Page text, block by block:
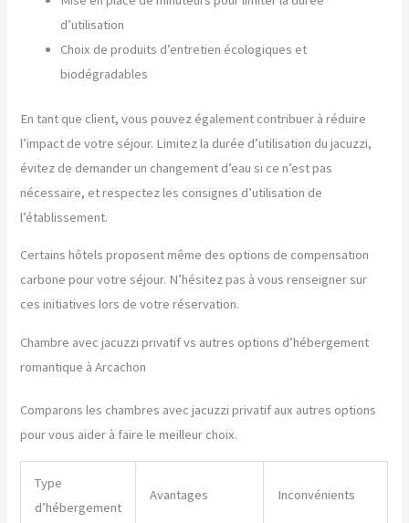
d’utilisation
Choix de produits d’entretien écologiques et
biodégradables
En tant que client, vous pouvez également contribuer à réduire
l’impact de votre séjour. Limitez la durée d’utilisation du jacuzzi,
évitez de demander un changement d’eau si ce n’est pas
nécessaire, et respectez les consignes d’utilisation de
l’établissement.
Certains hôtels proposent même des options de compensation
carbone pour votre séjour. N’hésitez pas à vous renseigner sur
ces initiatives lors de votre réservation.
Chambre avec jacuzzi privatif vs autres options d’hébergement
romantique à Arcachon
Comparons les chambres avec jacuzzi privatif aux autres options
pour vous aider à faire le meilleur choix.
Type
d’hébergement
Avantages Inconvénients